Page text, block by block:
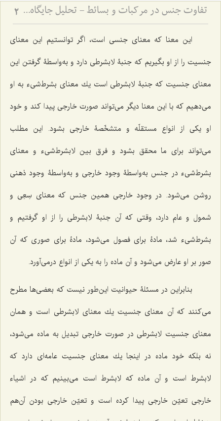
تفاوت جنس در مرکبات و بسائط - تحلیل جایگاه ماده و صورت در هستی‌شناسی فلسفی 2
این معنا که معناى جنسى است، اگر توانستیم این معنای
جنسیت را از او بگیریم كه جنبۀ لابشرطى دارد و به‌واسطۀ گرفتن این
معناى جنسیت كه جنبۀ لابشرطى است یك معناى بشرط‌شی‌ء به او
می‌دهیم كه با این معنا دیگر مى‌تواند صورت خارجى پیدا كند و خود
او یكى از انواع مستقلّه و متشخّصۀ خارجى بشود. این مطلب
مى‌تواند براى ما محقق بشود و فرق بین لابشرط‌شی‌ء و معناى
بشرط‌شی‌ء در جنس به‌واسطۀ وجود خارجى و به‌واسطۀ وجود ذهنى
روشن می‌شود. در وجود خارجى همین جنس كه معناى سِعِی و
شمول و عام دارد، وقتى كه آن جنبۀ لابشرطى را از او گرفتیم و
بشرط‌شی‌ء شد، مادۀ براى فصول مى‌شود، مادۀ براى صورى كه آن
صور بر او عارض مى‌شود و آن ماده را به یكى از انواع درمى‌آورد.
بنابراین در مسئلۀ حیوانیت این‌طور نیست كه بعضى‌ها مطرح
مى‌كنند كه آن معناى جنسیت یك معناى لابشرطى است و همان‌
معناى جنسیت لابشرطى در صورت خارجى تبدیل به ماده مى‌شود،
نه بلكه خود ماده در اینجا یك معناى جنسیت عامه‌اى دارد كه
لابشرط است و آن ماده كه لابشرط است می‌بینیم که در اشیاء
خارجى تعیّن خارجى پیدا كرده است و تعیّن خارجى بودن آن‌هم